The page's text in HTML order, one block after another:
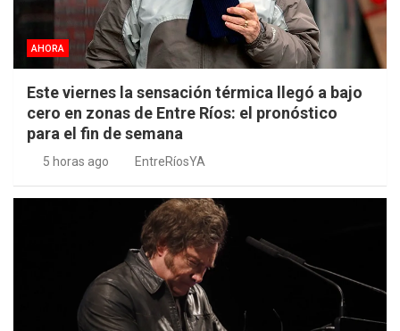
AHORA
Este viernes la sensación térmica llegó a bajo
cero en zonas de Entre Ríos: el pronóstico
para el fin de semana
5 horas ago EntreRíosYA